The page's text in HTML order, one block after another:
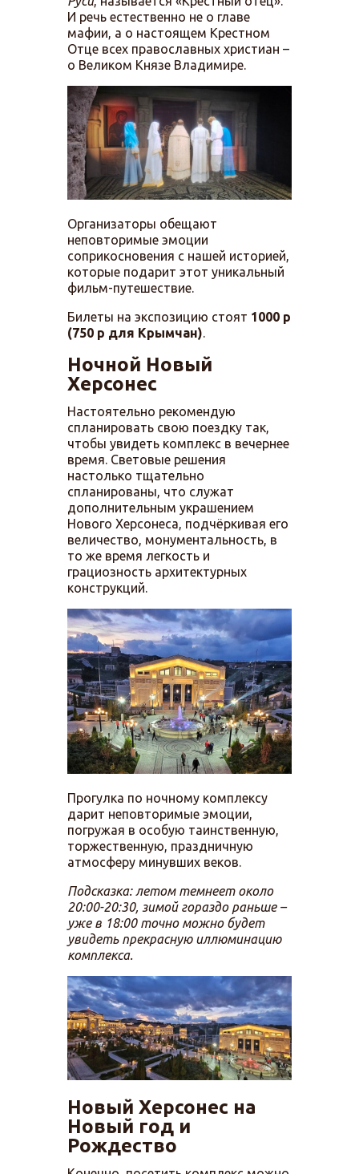
И речь естественно не о главе
мафии, а о настоящем Крестном
Отце всех православных христиан –
о Великом Князе Владимире.
Организаторы обещают
неповторимые эмоции
соприкосновения с нашей историей,
которые подарит этот уникальный
фильм-путешествие.
Билеты на экспозицию стоят 1000 р
(750 р для Крымчан).
Ночной Новый
Херсонес
Настоятельно рекомендую
спланировать свою поездку так,
чтобы увидеть комплекс в вечернее
время. Световые решения
настолько тщательно
спланированы, что служат
дополнительным украшением
Нового Херсонеса, подчёркивая его
величество, монументальность, в
то же время легкость и
грациозность архитектурных
конструкций.
Прогулка по ночному комплексу
дарит неповторимые эмоции,
погружая в особую таинственную,
торжественную, праздничную
атмосферу минувших веков.
Подсказка: летом темнеет около
20:00-20:30, зимой гораздо раньше –
уже в 18:00 точно можно будет
увидеть прекрасную иллюминацию
комплекса.
Новый Херсонес на
Новый год и
Рождество